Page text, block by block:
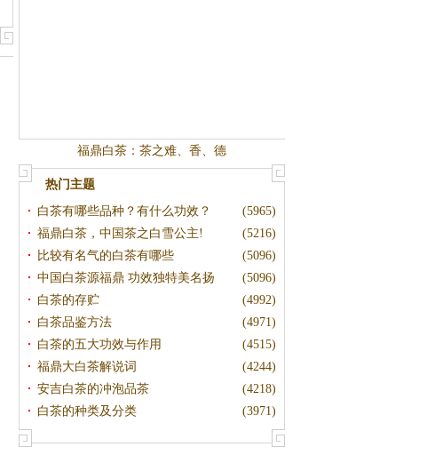
福鼎白茶：茶之难、香、德
热门主题
(5965)
白茶有哪些品种？有什么功效？
(5216)
福鼎白茶，中国茶之白雪公主!
(5096)
比较有名气的白茶有哪些
(5096)
中国白茶源福鼎 功效独特美名扬
(4992)
白茶的存贮
(4971)
白茶品鉴方法
(4515)
白茶的五大功效与作用
(4244)
福鼎大白茶解说词
(4218)
安吉白茶的冲泡品茶
(3971)
白茶的种类及分类